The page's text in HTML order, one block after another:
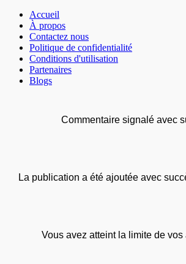
Accueil
À propos
Contactez nous
Politique de confidentialité
Conditions d'utilisation
Partenaires
Blogs
Commentaire signalé avec
La publication a été ajoutée avec
Vous avez atteint la limite de vos